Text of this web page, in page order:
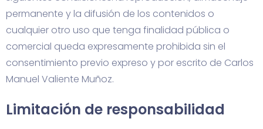
permanente y la difusión de los contenidos o
cualquier otro uso que tenga finalidad pública o
comercial queda expresamente prohibida sin el
consentimiento previo expreso y por escrito de Carlos
Manuel Valiente Muñoz.
Limitación de responsabilidad